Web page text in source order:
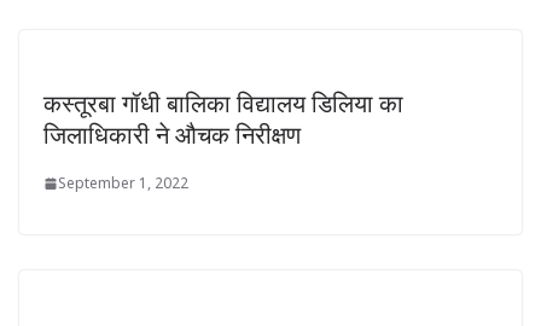
कस्तूरबा गॉधी बालिका विद्यालय डिलिया का
जिलाधिकारी ने औचक निरीक्षण
September 1, 2022